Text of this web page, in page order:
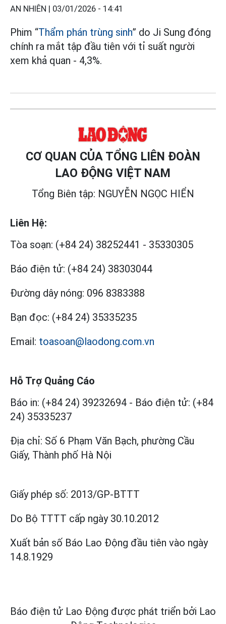
AN NHIÊN | 03/01/2026 - 14:41
Phim “Thẩm phán trùng sinh” do Ji Sung đóng
chính ra mắt tập đầu tiên với tỉ suất người
xem khả quan - 4,3%.
CƠ QUAN CỦA TỔNG LIÊN ĐOÀN
LAO ĐỘNG VIỆT NAM
Tổng Biên tập: NGUYỄN NGỌC HIỂN
Liên Hệ:
Tòa soạn: (+84 24) 38252441 - 35330305
Báo điện tử: (+84 24) 38303044
Đường dây nóng: 096 8383388
Bạn đọc: (+84 24) 35335235
Email: toasoan@laodong.com.vn
Hỗ Trợ Quảng Cáo
Báo in: (+84 24) 39232694 - Báo điện tử: (+84
24) 35335237
Địa chỉ: Số 6 Phạm Văn Bạch, phường Cầu
Giấy, Thành phố Hà Nội
Giấy phép số: 2013/GP-BTTT
Do Bộ TTTT cấp ngày 30.10.2012
Xuất bản số Báo Lao Động đầu tiên vào ngày
14.8.1929
Báo điện tử Lao Động được phát triển bởi Lao